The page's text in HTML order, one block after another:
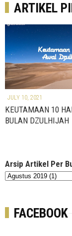
ARTIKEL
JULY 10, 2021
KEUTAMAAN 10
BULAN DZULHIJAH
Arsip Artikel Per
FACEBOOK